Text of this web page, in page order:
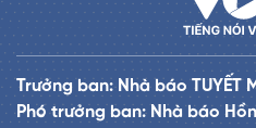
Trưởng ban: Nhà báo TUYẾT
Phó trưởng ban: Nhà báo